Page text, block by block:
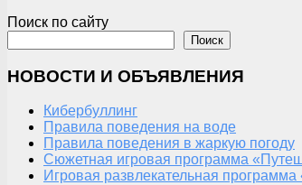
Поиск по сайту
Поиск
НОВОСТИ И ОБЪЯВЛЕНИЯ
Кибербуллинг
Правила поведения на воде
Правила поведения в жаркую погоду
Сюжетная игровая программа
Игровая развлекательная